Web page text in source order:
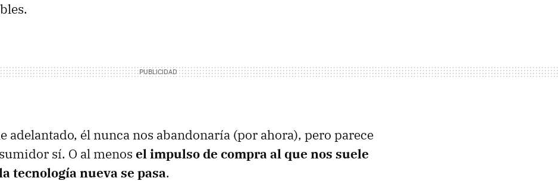
adelantado, él nunca nos abandonaría (por ahora), pero parece
sí. O al menos el impulso de compra al que nos suele
tecnología nueva se pasa.